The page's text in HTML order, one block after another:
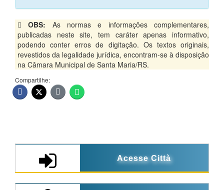
OBS: As normas e informações complementares,
publicadas neste site, tem caráter apenas informativo,
podendo conter erros de digitação. Os textos originais,
revestidos da legalidade jurídica, encontram-se à disposição
na Câmara Municipal de Santa Maria/RS.
Compartilhe:
Acesse Città